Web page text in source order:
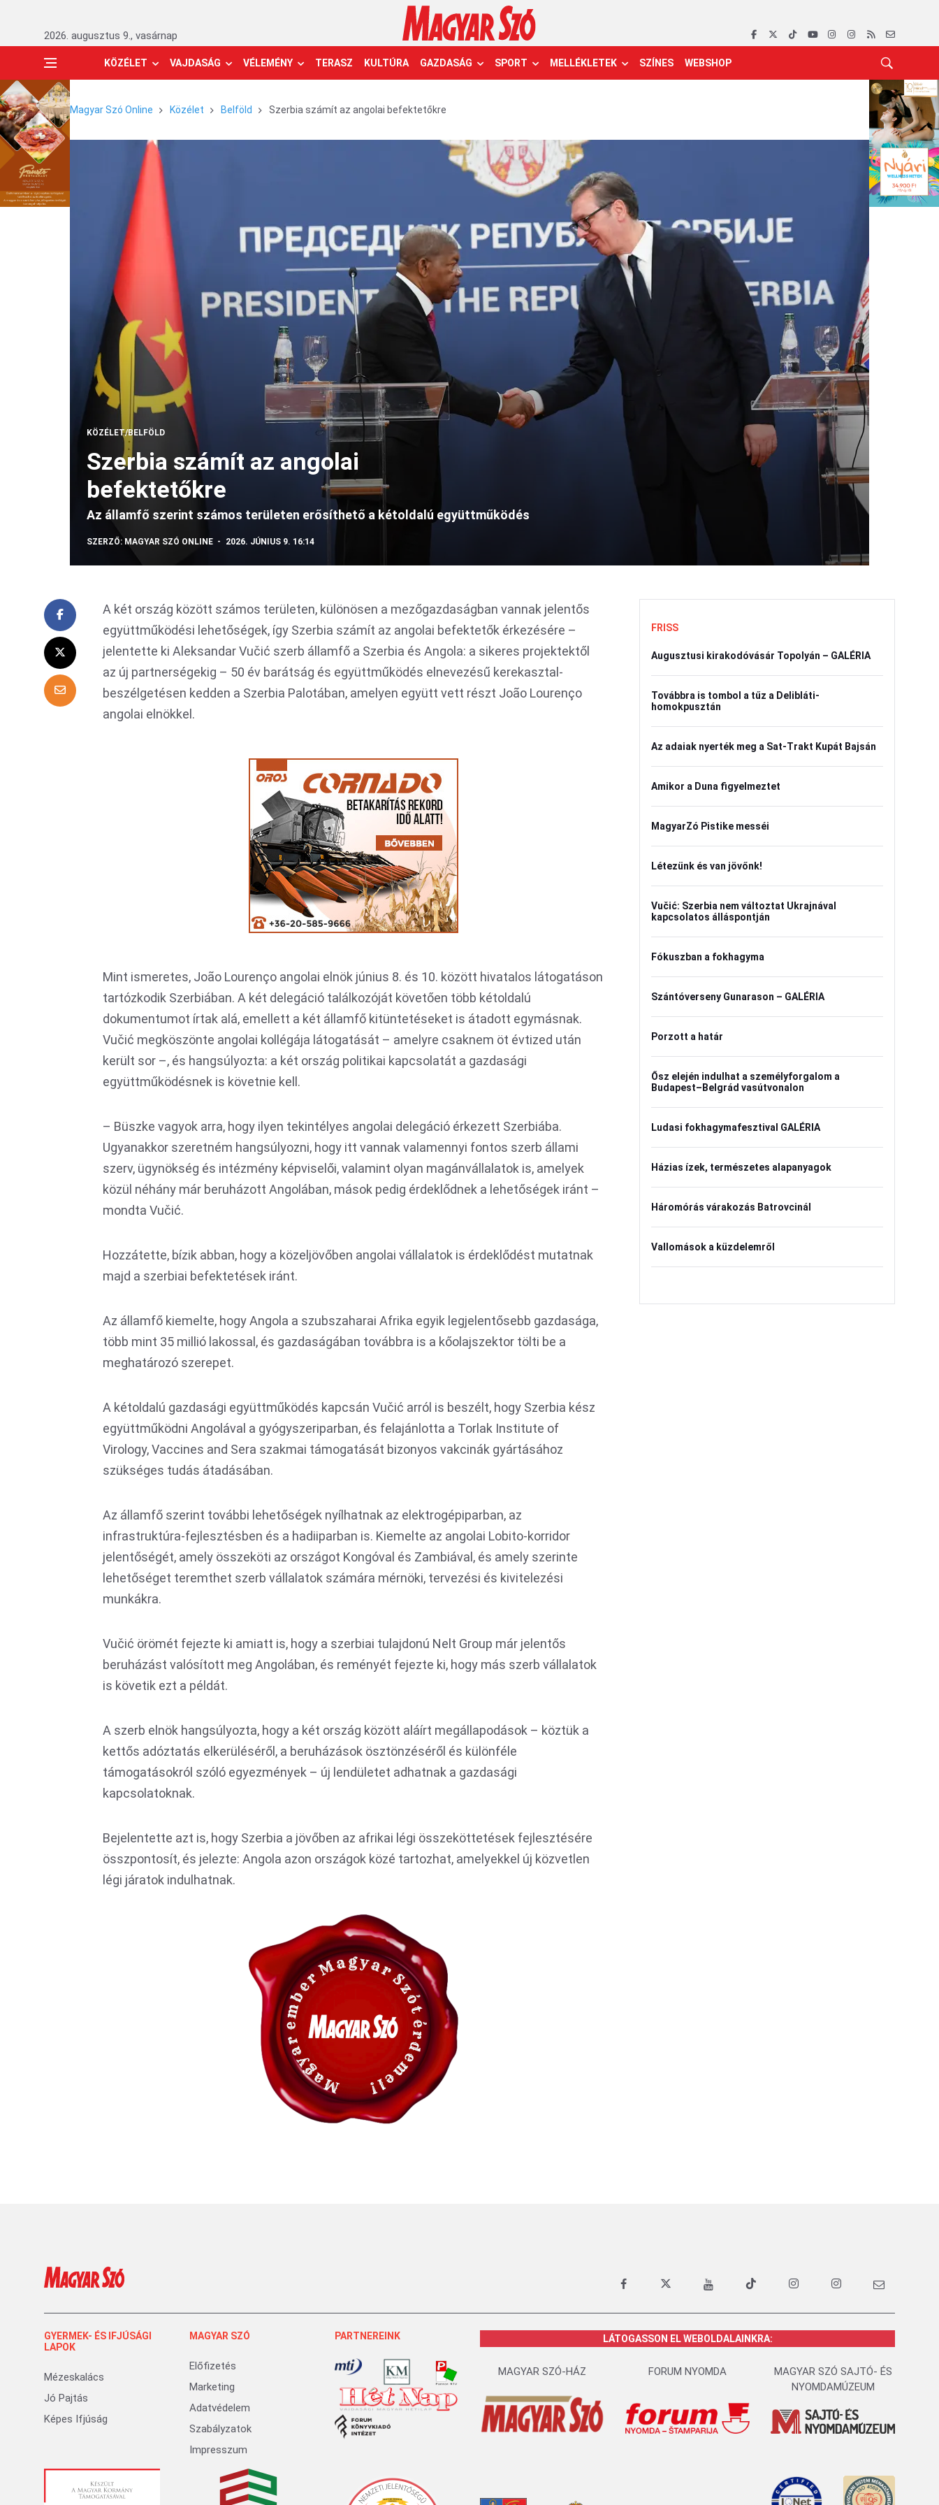
2026. augusztus 9., vasárnap
KÖZÉLET VAJDASÁG VÉLEMÉNY TERASZ KULTÚRA GAZDASÁG SPORT MELLÉKLETEK SZÍNES WEBSHOP
Magyar Szó Online Közélet Belföld Szerbia számít az angolai befektetőkre
KÖZÉLET/BELFÖLD
Szerbia számít az angolai
befektetőkre
Az államfő szerint számos területen erősíthető a kétoldalú együttműködés
SZERZŐ: MAGYAR SZÓ ONLINE 2026. JÚNIUS 9. 16:14
A két ország között számos területen, különösen a mezőgazdaságban vannak jelentős
együttműködési lehetőségek, így Szerbia számít az angolai befektetők érkezésére –
jelentette ki Aleksandar Vučić szerb államfő a Szerbia és Angola: a sikeres projektektől
az új partnerségekig – 50 év barátság és együttműködés elnevezésű kerekasztal-
beszélgetésen kedden a Szerbia Palotában, amelyen együtt vett részt João Lourenço
angolai elnökkel.
Mint ismeretes, João Lourenço angolai elnök június 8. és 10. között hivatalos látogatáson
tartózkodik Szerbiában. A két delegáció találkozóját követően több kétoldalú
dokumentumot írtak alá, emellett a két államfő kitüntetéseket is átadott egymásnak.
Vučić megköszönte angolai kollégája látogatását – amelyre csaknem öt évtized után
került sor –, és hangsúlyozta: a két ország politikai kapcsolatát a gazdasági
együttműködésnek is követnie kell.
– Büszke vagyok arra, hogy ilyen tekintélyes angolai delegáció érkezett Szerbiába.
Ugyanakkor szeretném hangsúlyozni, hogy itt vannak valamennyi fontos szerb állami
szerv, ügynökség és intézmény képviselői, valamint olyan magánvállalatok is, amelyek
közül néhány már beruházott Angolában, mások pedig érdeklődnek a lehetőségek iránt –
mondta Vučić.
Hozzátette, bízik abban, hogy a közeljövőben angolai vállalatok is érdeklődést mutatnak
majd a szerbiai befektetések iránt.
Az államfő kiemelte, hogy Angola a szubszaharai Afrika egyik legjelentősebb gazdasága,
több mint 35 millió lakossal, és gazdaságában továbbra is a kőolajszektor tölti be a
meghatározó szerepet.
A kétoldalú gazdasági együttműködés kapcsán Vučić arról is beszélt, hogy Szerbia kész
együttműködni Angolával a gyógyszeriparban, és felajánlotta a Torlak Institute of
Virology, Vaccines and Sera szakmai támogatását bizonyos vakcinák gyártásához
szükséges tudás átadásában.
Az államfő szerint további lehetőségek nyílhatnak az elektrogépiparban, az
infrastruktúra-fejlesztésben és a hadiiparban is. Kiemelte az angolai Lobito-korridor
jelentőségét, amely összeköti az országot Kongóval és Zambiával, és amely szerinte
lehetőséget teremthet szerb vállalatok számára mérnöki, tervezési és kivitelezési
munkákra.
Vučić örömét fejezte ki amiatt is, hogy a szerbiai tulajdonú Nelt Group már jelentős
beruházást valósított meg Angolában, és reményét fejezte ki, hogy más szerb vállalatok
is követik ezt a példát.
A szerb elnök hangsúlyozta, hogy a két ország között aláírt megállapodások – köztük a
kettős adóztatás elkerüléséről, a beruházások ösztönzéséről és különféle
támogatásokról szóló egyezmények – új lendületet adhatnak a gazdasági
kapcsolatoknak.
Bejelentette azt is, hogy Szerbia a jövőben az afrikai légi összeköttetések fejlesztésére
összpontosít, és jelezte: Angola azon országok közé tartozhat, amelyekkel új közvetlen
légi járatok indulhatnak.
FRISS
Augusztusi kirakodóvásár Topolyán – GALÉRIA
Továbbra is tombol a tűz a Delibláti-
homokpusztán
Az adaiak nyerték meg a Sat-Trakt Kupát Bajsán
Amikor a Duna figyelmeztet
MagyarZó Pistike messéi
Létezünk és van jövőnk!
Vučić: Szerbia nem változtat Ukrajnával
kapcsolatos álláspontján
Fókuszban a fokhagyma
Szántóverseny Gunarason – GALÉRIA
Porzott a határ
Ősz elején indulhat a személyforgalom a
Budapest–Belgrád vasútvonalon
Ludasi fokhagymafesztival GALÉRIA
Házias ízek, természetes alapanyagok
Háromórás várakozás Batrovcinál
Vallomások a küzdelemről
GYERMEK- ÉS IFJÚSÁGI
LAPOK
Mézeskalács
Jó Pajtás
Képes Ifjúság
MAGYAR SZÓ
Előfizetés
Marketing
Adatvédelem
Szabályzatok
Impresszum
PARTNEREINK LÁTOGASSON EL WEBOLDALAINKRA:
MAGYAR SZÓ-HÁZ FORUM NYOMDA
MAGYAR SZÓ SAJTÓ- ÉS
NYOMDAMÚZEUM